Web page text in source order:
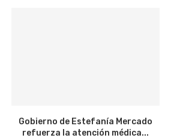
Gobierno de Estefanía Mercado
refuerza la atención médica...